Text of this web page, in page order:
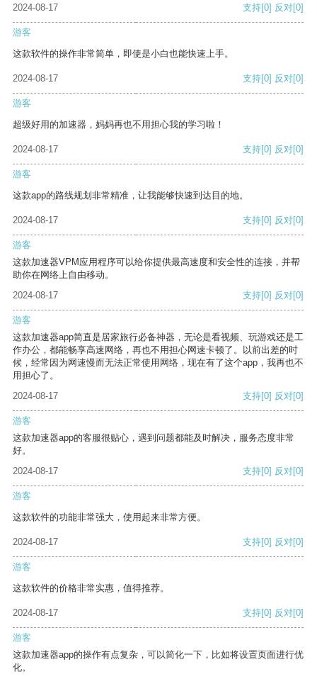
2024-08-17 支持[0] 反对[0]
游客
这款软件的操作非常简单，即使是小白也能快速上手。
2024-08-17 支持[0] 反对[0]
游客
超级好用的加速器，妈妈再也不用担心我的学习啦！
2024-08-17 支持[0] 反对[0]
游客
这款app的路线规划非常精准，让我能够快速到达目的地。
2024-08-17 支持[0] 反对[0]
游客
这款加速器VPM应用程序可以给你提供最高速度和安全性的连接，并帮
助你在网络上自由移动。
2024-08-17
支持[0] 反对[0]
游客
这款加速器app简直是居家旅行必备神器，无论是看视频、玩游戏还是工
作办公，都能畅享高速网络，再也不用担心网速卡顿了。以前出差的时
候，经常因为网速慢而无法正常使用网络，现在有了这个app，我再也不
用担心了。
2024-08-17
支持[0] 反对[0]
游客
这款加速器app的客服很贴心，遇到问题都能及时解决，服务态度非常
好。
2024-08-17
支持[0] 反对[0]
游客
这款软件的功能非常强大，使用起来非常方便。
2024-08-17 支持[0] 反对[0]
游客
这款软件的价格非常实惠，值得推荐。
2024-08-17 支持[0] 反对[0]
游客
这款加速器app的操作有点复杂，可以简化一下，比如将设置页面进行优
化。